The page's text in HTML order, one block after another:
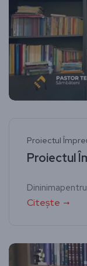
Proiectul
Proiectul
Citește